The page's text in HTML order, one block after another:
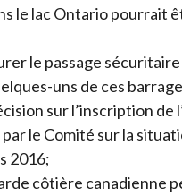
le lac Ontario
le passage
uns de ces
sur l’inscription
le Comité sur la
2016;
côtière